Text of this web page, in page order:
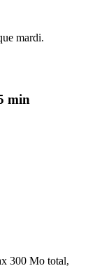
mardi.
min
300 Mo total,